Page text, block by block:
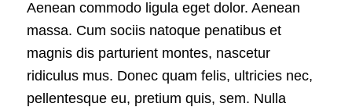
Aenean commodo ligula eget dolor. Aenean
massa. Cum sociis natoque penatibus et
magnis dis parturient montes, nascetur
ridiculus mus. Donec quam felis, ultricies nec,
pellentesque eu, pretium quis, sem. Nulla